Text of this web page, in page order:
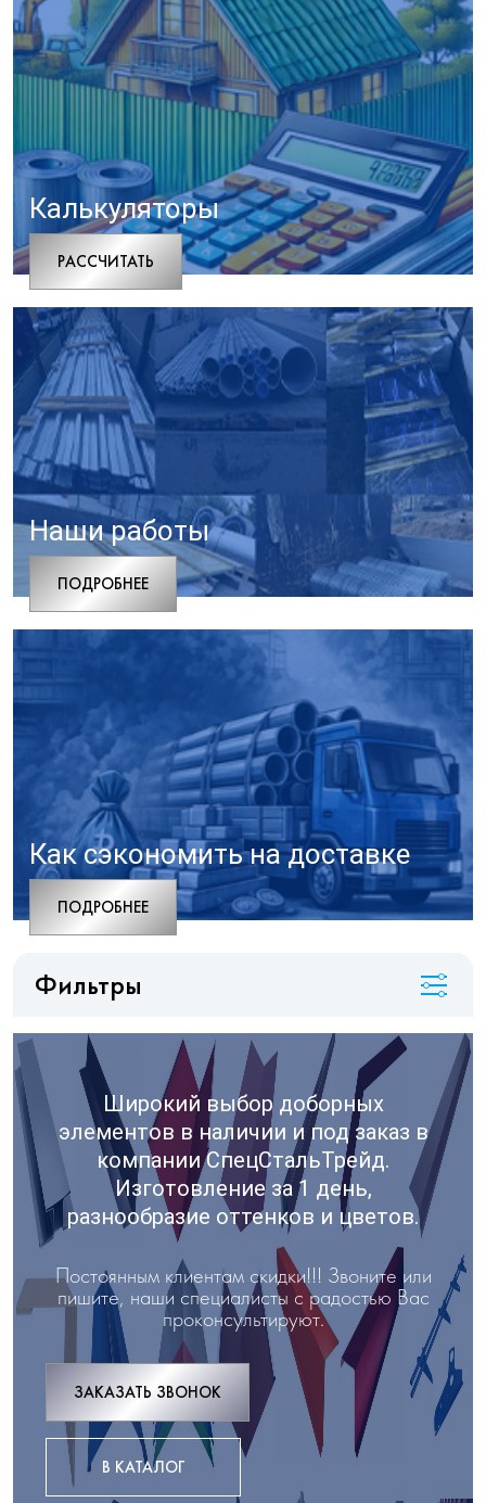
Калькуляторы
РАCСЧИТАТЬ
Наши работы
ПОДРОБНЕЕ
Как сэкономить на доставке
ПОДРОБНЕЕ
Фильтры
Широкий выбор доборных
элементов в наличии и под заказ в
компании СпецСтальТрейд.
Изготовление за 1 день,
разнообразие оттенков и цветов.
Постоянным клиентам скидки!!! Звоните или
пишите, наши специалисты с радостью Вас
проконсультируют.
ЗАКАЗАТЬ ЗВОНОК
В КАТАЛОГ